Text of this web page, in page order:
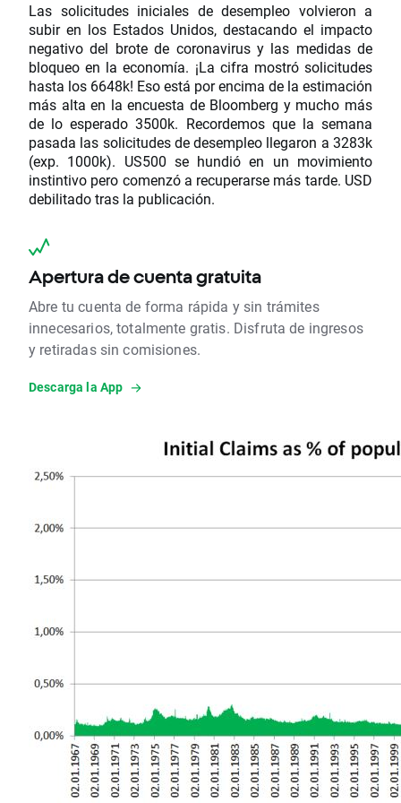
Las solicitudes iniciales de desempleo volvieron a
subir en los Estados Unidos, destacando el impacto
negativo del brote de coronavirus y las medidas de
bloqueo en la economía. ¡La cifra mostró solicitudes
hasta los 6648k! Eso está por encima de la estimación
más alta en la encuesta de Bloomberg y mucho más
de lo esperado 3500k. Recordemos que la semana
pasada las solicitudes de desempleo llegaron a 3283k
(exp. 1000k). US500 se hundió en un movimiento
instintivo pero comenzó a recuperarse más tarde. USD
debilitado tras la publicación.
Apertura de cuenta gratuita
Abre tu cuenta de forma rápida y sin trámites
innecesarios, totalmente gratis. Disfruta de ingresos
y retiradas sin comisiones.
Descarga la App